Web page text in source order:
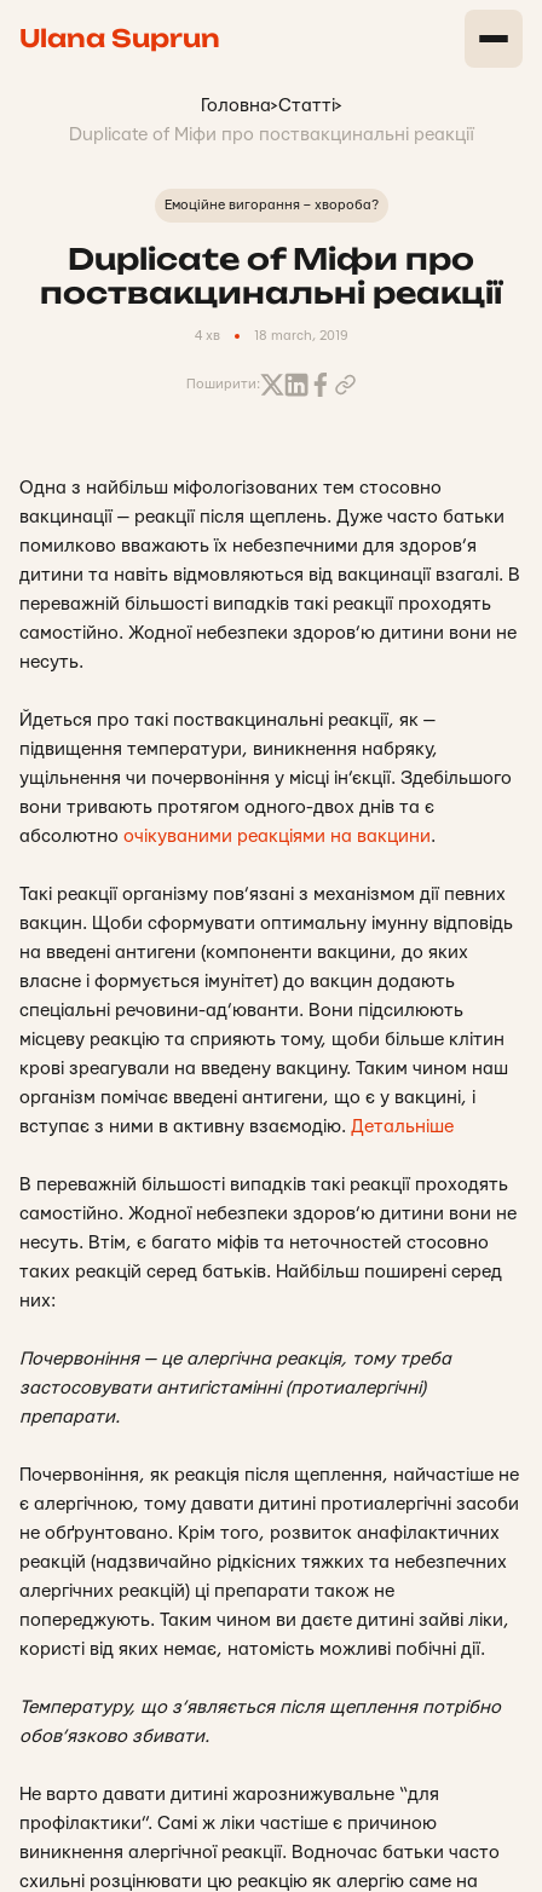
Ulana Suprun
Головна>Статті>
Duplicate of Міфи про поствакцинальні реакції
Емоційне вигорання – хвороба?
Duplicate of Міфи про
поствакцинальні реакції
4 хв 18 march, 2019
Поширити:
Одна з найбільш міфологізованих тем стосовно
вакцинації — реакції після щеплень. Дуже часто батьки
помилково вважають їх небезпечними для здоров’я
дитини та навіть відмовляються від вакцинації взагалі. В
переважній більшості випадків такі реакції проходять
самостійно. Жодної небезпеки здоров’ю дитини вони не
несуть.
Йдеться про такі поствакцинальні реакції, як —
підвищення температури, виникнення набряку,
ущільнення чи почервоніння у місці ін’єкції. Здебільшого
вони тривають протягом одного-двох днів та є
абсолютно очікуваними реакціями на вакцини.
Такі реакції організму пов’язані з механізмом дії певних
вакцин. Щоби сформувати оптимальну імунну відповідь
на введені антигени (компоненти вакцини, до яких
власне і формується імунітет) до вакцин додають
спеціальні речовини-ад’юванти. Вони підсилюють
місцеву реакцію та сприяють тому, щоби більше клітин
крові зреагували на введену вакцину. Таким чином наш
організм помічає введені антигени, що є у вакцині, і
вступає з ними в активну взаємодію. Детальніше
В переважній більшості випадків такі реакції проходять
самостійно. Жодної небезпеки здоров’ю дитини вони не
несуть. Втім, є багато міфів та неточностей стосовно
таких реакцій серед батьків. Найбільш поширені серед
них:
Почервоніння — це алергічна реакція, тому треба
застосовувати антигістамінні (протиалергічні)
препарати.
Почервоніння, як реакція після щеплення, найчастіше не
є алергічною, тому давати дитині протиалергічні засоби
не обґрунтовано. Крім того, розвиток анафілактичних
реакцій (надзвичайно рідкісних тяжких та небезпечних
алергічних реакцій) ці препарати також не
попереджують. Таким чином ви даєте дитині зайві ліки,
користі від яких немає, натомість можливі побічні дії.
Температуру, що з’являється після щеплення потрібно
обов’язково збивати.
Не варто давати дитині жарознижувальне “для
профілактики”. Самі ж ліки частіше є причиною
виникнення алергічної реакції. Водночас батьки часто
схильні розцінювати цю реакцію як алергію саме на